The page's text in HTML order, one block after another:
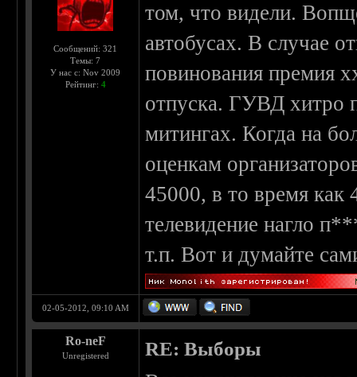
Сообщений: 321
Темы: 7
У нас с: Nov 2009
Рейтинг: 4
том, что видели.
автобусах. В случае
повинования премия
отпуска. ГУВД хитро
митингах. Когда на
оценкам
45000, в то время как
телевидение нагло
т.п. Вот и думайте
02-05-2012, 09:10 AM
Ro-neF
Unregistered RE: Выборы